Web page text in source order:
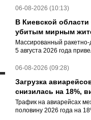
06-08-2026 (10:13)
В Киевской области
убитым мирным
Массированный ракетно-
5 августа 2026 года
06-08-2026 (09:28)
Загрузка
снизилась на 18%,
Трафик на авиарейсах
половину 2026 года на